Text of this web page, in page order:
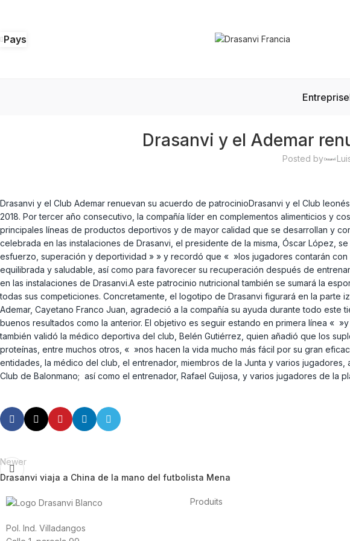
Pays
Entreprise
Drasanvi y el Ademar
Posted by
Drasanvi y el Club Ademar renuevan su acuerdo de patrocinioDrasanvi y el Club
2018. Por tercer año consecutivo, la compañía líder en complementos alimenticios y
principales líneas de productos deportivos y de mayor calidad que se desarrollan y
celebrada en las instalaciones de Drasanvi, el presidente de la misma, Óscar López,
esfuerzo, superación y deportividad » » y recordó que « »los jugadores contarán
equilibrada y saludable, así como para favorecer su recuperación después de
en las instalaciones de Drasanvi.A este patrocinio nutricional también se sumará la
todas sus competiciones. Concretamente, el logotipo de Drasanvi figurará en la
Ademar, Cayetano Franco Juan, agradeció a la compañía su ayuda durante todo
buenos resultados como la anterior. El objetivo es seguir estando en primera línea «
también validó la médico deportiva del club, Belén Gutiérrez, quien añadió que los
proteínas, entre muchos otros, « »nos hacen la vida mucho más fácil por su gran
entidades, la médico del club, el entrenador, miembros de la Junta y varios
Club de Balonmano; así como el entrenador, Rafael Guijosa, y varios jugadores de la
Newer
Drasanvi viaja a China de la mano del futbolista Mena
Pol. Ind. Villadangos
Produits